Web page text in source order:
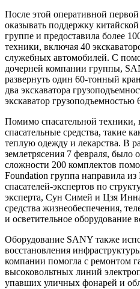
После этой оперативной
оказывать поддержку
группе и предоставила более
техники, включая 40
служебных автомобилей. С
дочерней компании группы,
развернуть один 60-тонный
два экскаватора
экскаватор грузоподъемностью
Помимо спасательной техники,
спасательные средства, такие
теплую одежду и лекарства. В
землетрясения 7 февраля, было
сложности 200 комплектов
Foundation группа направила
спасателей-экспертов по
эксперта, Сун Симей и Цзя
средства жизнеобеспечения,
и осветительное оборудование
Оборудование SANY также
восстановления
компании помогла с ремонтом
высоковольтных линий
упавших уличных фонарей и